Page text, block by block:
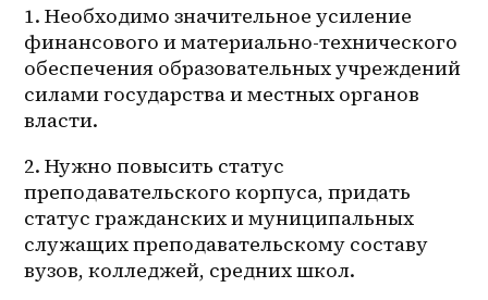
1. Необходимо значительное усиление
финансового и материально-технического
обеспечения образовательных учреждений
силами государства и местных органов
власти.
2. Нужно повысить статус
преподавательского корпуса, придать
статус гражданских и муниципальных
служащих преподавательскому составу
вузов, колледжей, средних школ.